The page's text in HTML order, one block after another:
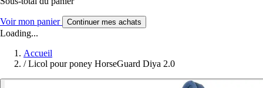
Voir mon panier Continuer mes achats
Loading...
Accueil
/ Licol pour poney HorseGuard Diya 2.0